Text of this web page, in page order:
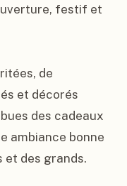
festif et
de
et décorés
des cadeaux
ambiance bonne
et des grands.